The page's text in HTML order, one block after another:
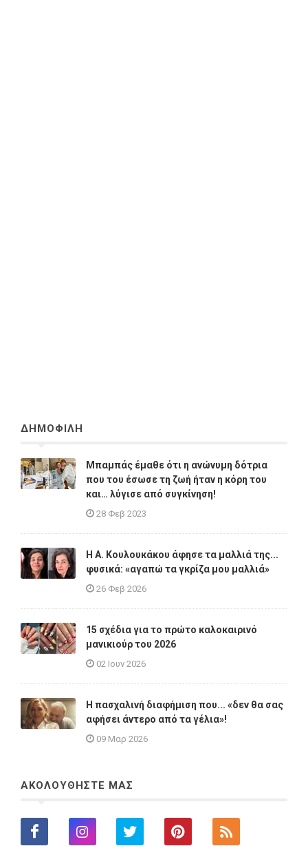
ΔΗΜΟΦΙΛΗ
Μπαμπάς έμαθε ότι η ανώνυμη δότρια
που του έσωσε τη ζωή ήταν η κόρη του
και… λύγισε από συγκίνηση!
28 Φεβ 2023
Η A. Κουλουκάκου άφησε τα μαλλιά της...
φυσικά: «αγαπώ τα γκρίζα μου μαλλιά»
26 Φεβ 2026
15 σχέδια για το πρώτο καλοκαιρινό
μανικιούρ του 2026
02 Ιουν 2026
Η πασχαλινή διαφήμιση που... «δεν θα σας
αφήσει άντερο από τα γέλια»!
09 Μαρ 2026
ΑΚΟΛΟΥΘΗΣΤΕ ΜΑΣ